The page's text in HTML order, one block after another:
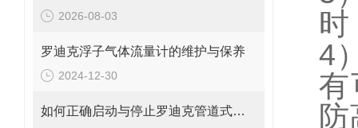
2026-08-03
罗迪克浮子气体流量计的维护与保养
2024-12-30
如何正确启动与停止罗迪克管道式流量计？操作要点要牢记
4
有